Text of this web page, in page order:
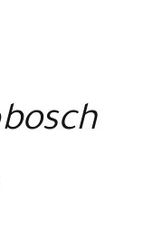
boschمركز الخدمة والصيانة لجميع اجهزة بوش